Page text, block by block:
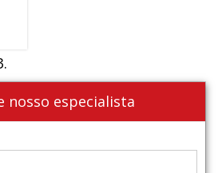
nosso especialista